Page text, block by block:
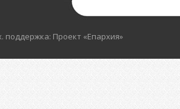
поддержка: Проект «Епархия»